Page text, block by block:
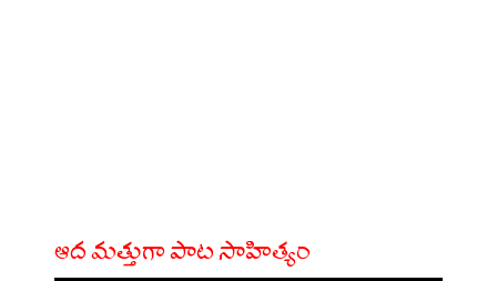
ఆద మత్తుగా పాట సాహిత్యం